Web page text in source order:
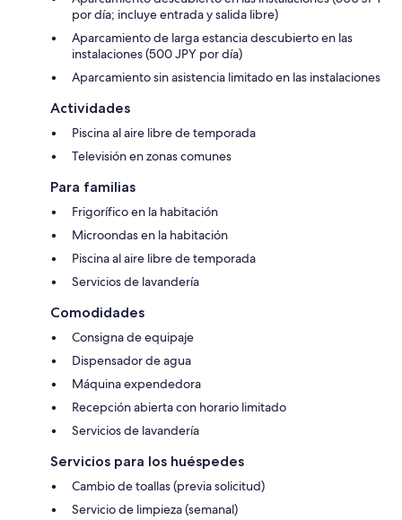
por día; incluye entrada y salida libre)
Aparcamiento de larga estancia descubierto en las
instalaciones (500 JPY por día)
Aparcamiento sin asistencia limitado en las instalaciones
Actividades
Piscina al aire libre de temporada
Televisión en zonas comunes
Para familias
Frigorífico en la habitación
Microondas en la habitación
Piscina al aire libre de temporada
Servicios de lavandería
Comodidades
Consigna de equipaje
Dispensador de agua
Máquina expendedora
Recepción abierta con horario limitado
Servicios de lavandería
Servicios para los huéspedes
Cambio de toallas (previa solicitud)
Servicio de limpieza (semanal)